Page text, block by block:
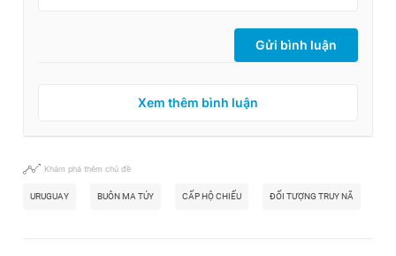
Gửi bình luận
Xem thêm bình luận
Khám phá thêm chủ đề
URUGUAY BUÔN MA TÚY CẤP HỘ CHIẾU ĐỐI TƯỢNG TRUY NÃ